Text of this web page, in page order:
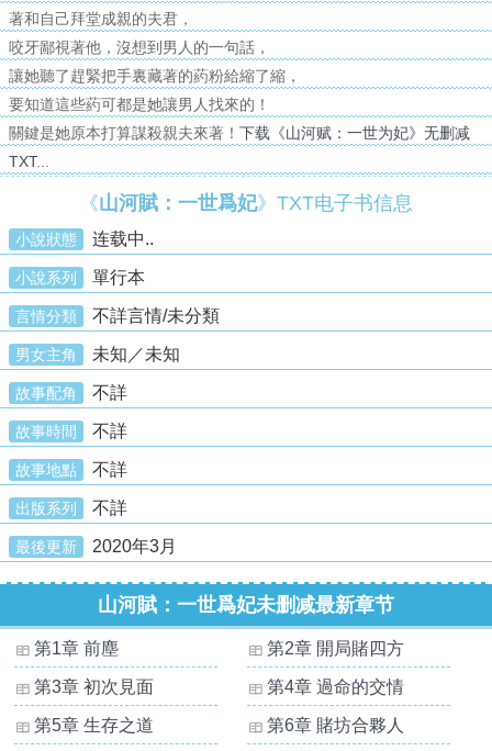
著和自己拜堂成親的夫君，
咬牙鄙視著他，沒想到男人的一句話，
讓她聽了趕緊把手裏藏著的葯粉給縮了縮，
要知道這些葯可都是她讓男人找來的！
關鍵是她原本打算謀殺親夫來著！ 下载《山河赋：一世为妃》无删减
TXT...
《山河賦：一世爲妃》TXT电子书信息
小說狀態 连载中..
小說系列 單行本
言情分類 不詳言情/未分類
男女主角 未知／未知
故事配角 不詳
故事時間 不詳
故事地點 不詳
出版系列 不詳
最後更新 2020年3月
山河賦：一世爲妃未删减最新章节
第1章 前塵 第2章 開局賭四方
第3章 初次見面 第4章 過命的交情
第5章 生存之道 第6章 賭坊合夥人